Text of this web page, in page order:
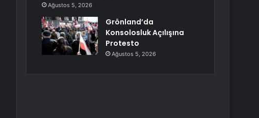
Ağustos 5, 2026
Grönland’da
Konsolosluk Açılışına
Protesto
Ağustos 5, 2026